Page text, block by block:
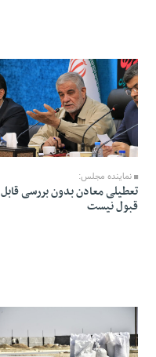
10 Mordad 1405 - 21:58
نماینده مجلس:
تعطیلی معادن بدون بررسی قابل
قبول نیست